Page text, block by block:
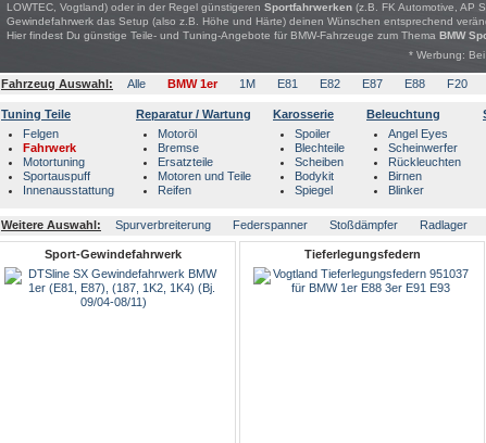
LOWTEC, Vogtland) oder in der Regel günstigeren Sportfahrwerken (z.B. FK Automotive, AP
Gewindefahrwerk das Setup (also z.B. Höhe und Härte) deinen Wünschen entsprechend
Hier findest Du günstige Teile- und Tuning-Angebote für BMW-Fahrzeuge zum Thema BMW
* Werbung:
Fahrzeug Auswahl: Alle BMW 1er 1M E81 E82 E87 E88 F20
Tuning Teile
Felgen
Fahrwerk
Motortuning
Sportauspuff
Innenausstattung
Reparatur / Wartung
Motoröl
Bremse
Ersatzteile
Motoren und Teile
Reifen
Karosserie
Spoiler
Blechteile
Scheiben
Bodykit
Spiegel
Beleuchtung
Angel Eyes
Scheinwerfer
Rückleuchten
Birnen
Blinker
Weitere Auswahl: Spurverbreiterung Federspanner Stoßdämpfer Radlager
Sport-Gewindefahrwerk Tieferlegungsfedern